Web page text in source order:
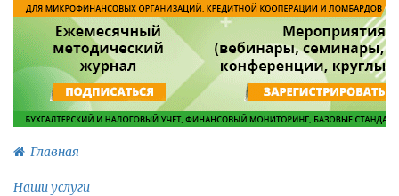
Главная
Наши услуги